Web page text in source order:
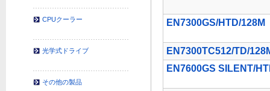
EN7300GS/HTD/128M
EN7300TC512/TD/
EN7600GS SILENT/
CPUクーラー
光学式ドライブ
その他の製品